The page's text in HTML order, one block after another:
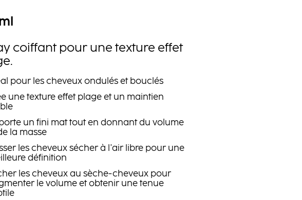
coiffant pour une texture effet
pour les cheveux ondulés et bouclés
une texture effet plage et un maintien
un fini mat tout en donnant du volume
la masse
les cheveux sécher à l'air libre pour une
définition
les cheveux au sèche-cheveux pour
le volume et obtenir une tenue